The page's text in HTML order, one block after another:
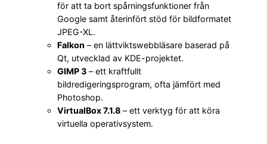
för att ta bort spårningsfunktioner från
Google samt återinfört stöd för bildformatet
JPEG-XL.
Falkon – en lättviktswebbläsare baserad på
Qt, utvecklad av KDE-projektet.
GIMP 3 – ett kraftfullt
bildredigeringsprogram, ofta jämfört med
Photoshop.
VirtualBox 7.1.8 – ett verktyg för att köra
virtuella operativsystem.